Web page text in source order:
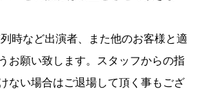
時など出演者、また他のお客様と適
お願い致します。スタッフからの指
ない場合はご退場して頂く事もござ